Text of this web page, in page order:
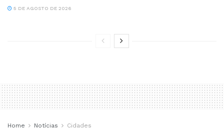
5 DE AGOSTO DE 2026
Home Notícias Cidades